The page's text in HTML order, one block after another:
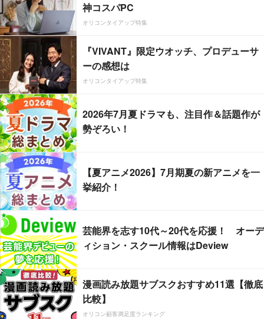
神コスパPC
オリコンタイアップ特集
『VIVANT』限定ウオッチ、プロデューサ
ーの感想は
オリコンタイアップ特集
2026年7月夏ドラマも、注目作＆話題作が
勢ぞろい！
【夏アニメ2026】7月期夏の新アニメを一
挙紹介！
芸能界を志す10代～20代を応援！ オーデ
ィション・スクール情報はDeview
漫画読み放題サブスクおすすめ11選【徹底
比較】
オリコン顧客満足度ランキング